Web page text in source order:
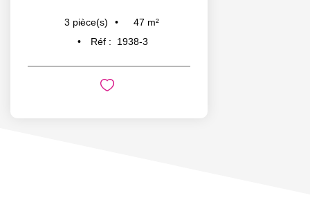
3 pièce(s) 47 m²
Réf :
1938-3